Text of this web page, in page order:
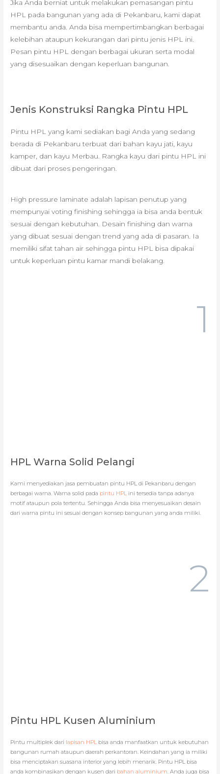
Jika Anda berniat untuk melakukan pemasangan pintu
HPL pada bangunan yang ada di Pekanbaru, kami dapat
membantu anda. Anda bisa mempertimbangkan berbagai
kelebihan ataupun kekurangan dari pintu jenis HPL ini.
Pesan pintu HPL dengan berbagai ukuran serta modal
yang disesuaikan dengan keperluan bangunan.
Jenis Konstruksi Rangka Pintu HPL
Pintu HPL yang kami sediakan bagi Anda yang sedang
berada di Pekanbaru terbuat dari bahan kayu jati, kayu
kamper, dan kayu Merbau. Rangka kayu dari pintu HPL ini
dibuat dari proses pengeringan.
High pressure laminate adalah lapisan penutup yang
mempunyai voting finishing sehingga ia bisa anda bentuk
sesuai dengan kebutuhan. Desain finishing dan warna
yang dibuat sesuai dengan trend yang ada di pasaran. Ia
memiliki sifat tahan air sehingga pintu HPL bisa dipakai
untuk keperluan pintu kamar mandi belakang.
1
HPL Warna Solid Pelangi
Kami menyediakan jasa pembuatan pintu HPL di Pekanbaru dengan
berbagai warna. Warna solid pada pintu HPL ini tersedia tanpa adanya
motif ataupun pola tertentu. Sehingga Anda bisa menyesuaikan desain
dari warna pintu ini sesuai dengan konsep bangunan yang anda miliki.
2
Pintu HPL Kusen Aluminium
Pintu multiplek dari lapisan HPLbisa anda manfaatkan untuk kebutuhan
bangunan rumah ataupun daerah perkantoran. Keindahan yang ia miliki
bisa menciptakan suasana interior yang lebih menarik. Pintu HPL bisa
anda kombinasikan dengan kusen dari bahan aluminium. Anda juga bisa